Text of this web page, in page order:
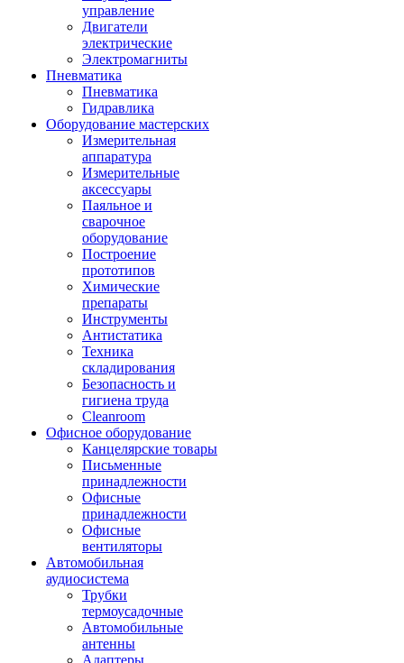
управление
Двигатели
электрические
Электромагниты
Пневматика
Пневматика
Гидравлика
Оборудование мастерских
Измерительная
аппаратура
Измерительные
аксессуары
Паяльное и
сварочное
оборудование
Построение
прототипов
Химические
препараты
Инструменты
Aнтистатика
Техника
складирования
Безопасность и
гигиена труда
Cleanroom
Офисное оборудование
Канцелярские товары
Письменные
принадлежности
Офисные
принадлежности
Офисные
вентиляторы
Автомобильная
аудиосистема
Трубки
термоусадочные
Автомобильные
антенны
Адаптеры